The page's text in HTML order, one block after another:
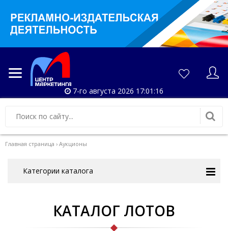
7-го августа 2026 17:01:17
Главная страница › Аукционы
Категории каталога
КАТАЛОГ ЛОТОВ